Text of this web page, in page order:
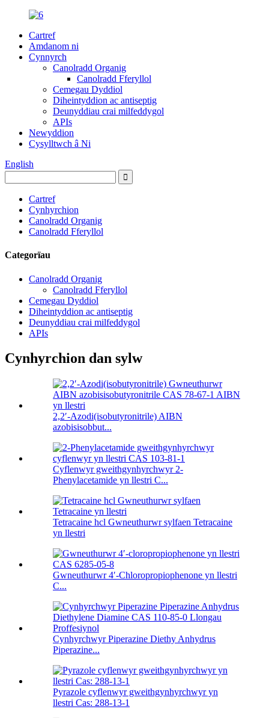
Cartref
Amdanom ni
Cynnyrch
Canolradd Organig
Canolradd Fferyllol
Cemegau Dyddiol
Diheintyddion ac antiseptig
Deunyddiau crai milfeddygol
APIs
Newyddion
Cysylltwch â Ni
English
Cartref
Cynhyrchion
Canolradd Organig
Canolradd Fferyllol
Categorïau
Canolradd Organig
Canolradd Fferyllol
Cemegau Dyddiol
Diheintyddion ac antiseptig
Deunyddiau crai milfeddygol
APIs
Cynhyrchion dan sylw
2,2′-Azodi(isobutyronitrile) AIBN
azobisisobbut...
Cyflenwyr gweithgynhyrchwyr 2-
Phenylacetamide yn llestri C...
Tetracaine hcl Gwneuthurwr sylfaen Tetracaine
yn llestri
Gwneuthurwr 4′-Chloropropiophenone yn llestri
C...
Cynhyrchwyr Piperazine Diethy Anhydrus
Piperazine...
Pyrazole cyflenwyr gweithgynhyrchwyr yn
llestri Cas: 288-13-1